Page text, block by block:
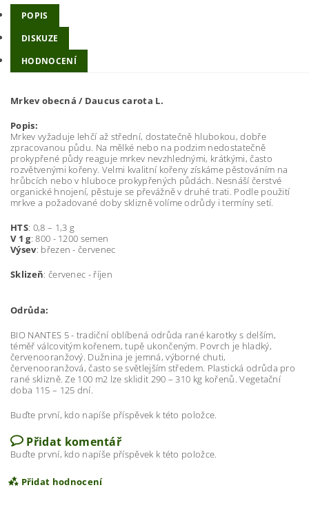
POPIS
DISKUZE
HODNOCENÍ
Mrkev obecná / Daucus carota L.
Popis:
Mrkev vyžaduje lehčí až střední, dostatečně hlubokou, dobře
zpracovanou půdu. Na mělké nebo na podzim nedostatečně
prokypřené půdy reaguje mrkev nevzhlednými, krátkými, často
rozvětvenými kořeny. Velmi kvalitní kořeny získáme pěstováním na
hrůbcích nebo v hluboce prokypřených půdách. Nesnáší čerstvé
organické hnojení, pěstuje se převážně v druhé trati. Podle použití
mrkve a požadované doby sklizně volíme odrůdy i termíny setí.
HTS: 0,8 – 1,3 g
V 1 g: 800 - 1200 semen
Výsev: březen - červenec
Sklizeň: červenec - říjen
Odrůda:
BIO NANTES 5 - tradiční oblíbená odrůda rané karotky s delším,
téměř válcovitým kořenem, tupě ukončeným. Povrch je hladký,
červenooranžový. Dužnina je jemná, výborné chuti,
červenooranžová, často se světlejším středem. Plastická odrůda pro
rané sklizně. Ze 100 m2 lze sklidit 290 – 310 kg kořenů. Vegetační
doba 115 – 125 dní.
Buďte první, kdo napíše příspěvek k této položce.
Přidat komentář
Buďte první, kdo napíše příspěvek k této položce.
Přidat hodnocení